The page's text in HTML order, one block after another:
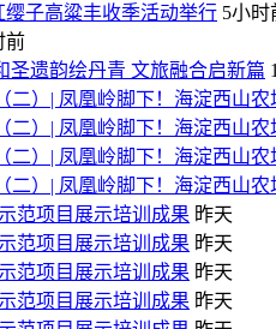
子高粱丰收季活动举行 5小时
前
圣遗韵绘丹青 文旅融合启新篇
二）| 凤凰岭脚下！海淀西山
二）| 凤凰岭脚下！海淀西山
二）| 凤凰岭脚下！海淀西山
二）| 凤凰岭脚下！海淀西山
范项目展示培训成果 昨天
范项目展示培训成果 昨天
范项目展示培训成果 昨天
范项目展示培训成果 昨天